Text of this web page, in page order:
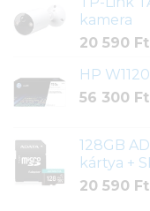
kamera
20 590 Ft
HP
56 300 Ft
128GB
kártya +
20 590 Ft